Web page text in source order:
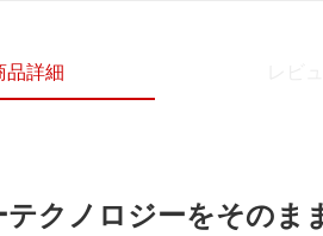
品詳細
クノロジーをそのま